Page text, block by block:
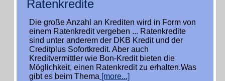
Ratenkredite
Die große Anzahl an Krediten wird in Form von
einem Ratenkredit vergeben ... Ratenkredite
sind unter anderem der DKB Kredit und der
Creditplus Sofortkredit. Aber auch
Kreditvermittler wie Bon-Kredit bieten die
Möglichkeit, einen Ratenkredit zu erhalten.Was
gibt es beim Thema [more...]